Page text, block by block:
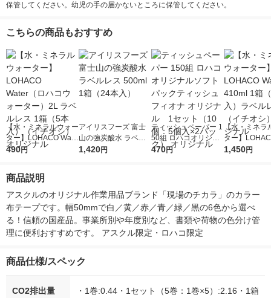
保管してください。幼児の手の届かないところに保管してください。
こちらの商品もおすすめ
【水・ミネラルウォー
ター】LOHACO Wate
r（ロハコウォータ
シ） オリジナル
490円
アイリスフーズ 富士
山の強炭酸水 ラベル
レス 500ml 1箱（24
1,420円
ティッシュペーパー 1
50組 ロハコオリジナ
ルソフトパックティッ
オリジナル
470円
【水・ミネラ
ター】
r 410ml 1箱（
1,450円
商品説明
アスクルのオリジナル作業用品ブランド「現場のチカラ」のカラー
布テープです。幅50mmで白／黄／赤／青／緑／黒の6色から選べ
る！信頼の国産品。事業所別や年度別など、書類や荷物の色分け管
理に便利おすすめです。 アスクル限定・ロハコ限定
商品仕様/スペック
CO2排出量
・1巻:0.44・1セット（5巻：1巻×5）:2.16・1箱